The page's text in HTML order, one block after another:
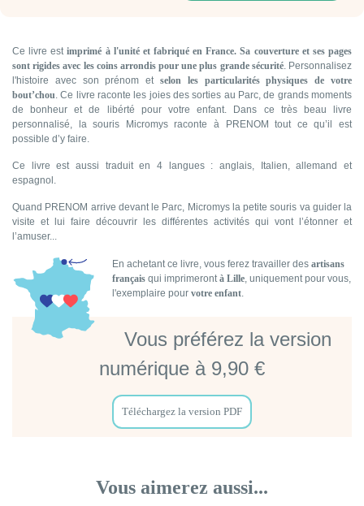
Ce livre estimprimé à l'unité et fabriqué en France. Sa couverture et ses pages
sont rigides avec les coins arrondis pour une plus grande sécurité. Personnalisez
l'histoire avec son prénom et selon les particularités physiques de votre
bout’chou . Ce livre raconte les joies des sorties au Parc, de grands moments
de bonheur et de libérté pour votre enfant. Dans ce très beau livre
personnalisé, la souris Micromys raconte à PRENOM tout ce qu’il est
possible d’y faire.
Ce livre est aussi traduit en 4 langues : anglais, Italien, allemand et
espagnol.
Quand PRENOM arrive devant le Parc, Micromys la petite souris va guider la
visite et lui faire découvrir les différentes activités qui vont l’étonner et
l’amuser...
En achetant ce livre, vous ferez travailler des artisans
français qui imprimeront à Lille , uniquement pour vous,
l'exemplaire pour votre enfant
Vous préférez la version
numérique à 9,90 €
Téléchargez la version PDF
Vous aimerez aussi...